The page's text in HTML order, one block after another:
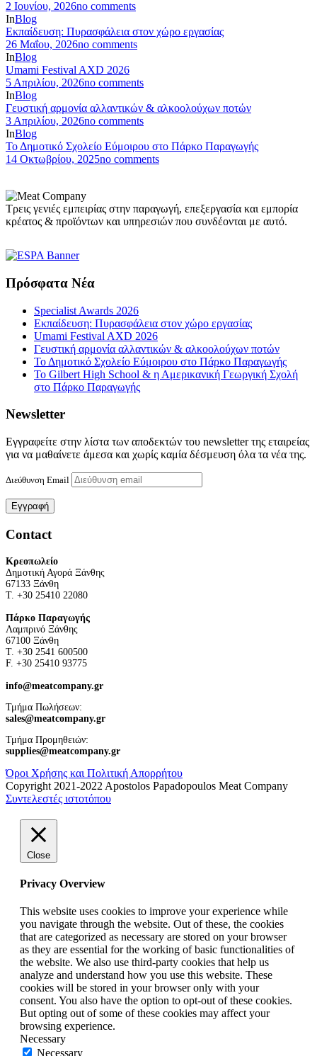
2 Ιουνίου, 2026no comments
InBlog
Εκπαίδευση: Πυρασφάλεια στον χώρο εργασίας
26 Μαΐου, 2026no comments
InBlog
Umami Festival AXD 2026
5 Απριλίου, 2026no comments
InBlog
Γευστική αρμονία αλλαντικών & αλκοολούχων ποτών
3 Απριλίου, 2026no comments
InBlog
Το Δημοτικό Σχολείο Εύμοιρου στο Πάρκο Παραγωγής
14 Οκτωβρίου, 2025no comments
Τρεις γενιές εμπειρίας στην παραγωγή, επεξεργασία και εμπορία
κρέατος & προϊόντων και υπηρεσιών που συνδέονται με αυτό.
Πρόσφατα Νέα
Specialist Awards 2026
Εκπαίδευση: Πυρασφάλεια στον χώρο εργασίας
Umami Festival AXD 2026
Γευστική αρμονία αλλαντικών & αλκοολούχων ποτών
Το Δημοτικό Σχολείο Εύμοιρου στο Πάρκο Παραγωγής
Το Gilbert High School & η Αμερικανική Γεωργική Σχολή
στο Πάρκο Παραγωγής
Newsletter
Εγγραφείτε στην λίστα των αποδεκτών του newsletter της εταιρείας
για να μαθαίνετε άμεσα και χωρίς καμία δέσμευση όλα τα νέα της.
Διεύθυνση Email
Contact
Κρεοπωλείο
Δημοτική Αγορά Ξάνθης
67133 Ξάνθη
Τ. +30 25410 22080
Πάρκο Παραγωγής
Λαμπρινό Ξάνθης
67100 Ξάνθη
Τ. +30 2541 600500
F. +30 25410 93775
info@meatcompany.gr
Τμήμα Πωλήσεων:
sales@meatcompany.gr
Τμήμα Προμηθειών:
supplies@meatcompany.gr
Όροι Χρήσης και Πολιτική Απορρήτου
Copyright 2021-2022 Apostolos Papadopoulos Meat Company
Συντελεστές ιστοτόπου
Close
Privacy Overview
This website uses cookies to improve your experience while
you navigate through the website. Out of these, the cookies
that are categorized as necessary are stored on your browser
as they are essential for the working of basic functionalities of
the website. We also use third-party cookies that help us
analyze and understand how you use this website. These
cookies will be stored in your browser only with your
consent. You also have the option to opt-out of these cookies.
But opting out of some of these cookies may affect your
browsing experience.
Necessary
Necessary